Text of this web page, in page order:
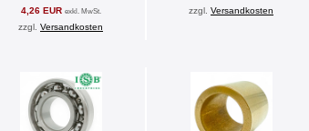
4,26 EUR exkl. MwSt.
zzgl. Versandkosten
zzgl. Versandkosten